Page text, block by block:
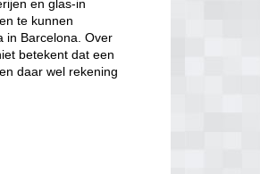
en glas-in
te kunnen
in Barcelona. Over
betekent dat een
daar wel rekening